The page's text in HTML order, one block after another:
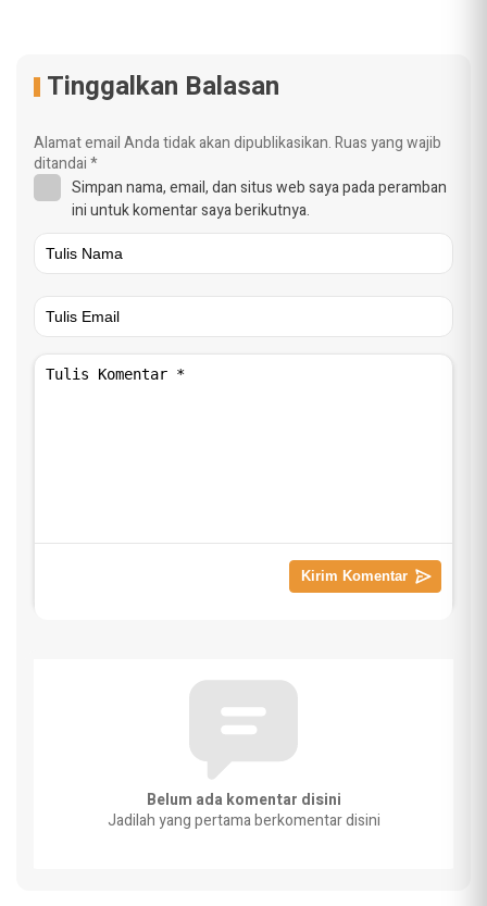
Tinggalkan Balasan
Alamat email Anda tidak akan dipublikasikan.Ruas yang wajib
ditandai*
Simpan nama, email, dan situs web saya pada peramban
ini untuk komentar saya berikutnya.
Belum ada komentar disini
Jadilah yang pertama berkomentar disini